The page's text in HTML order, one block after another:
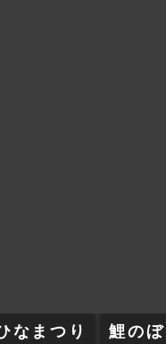
なまつり 鯉の